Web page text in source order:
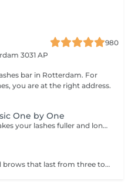
980
3031 AP
bar in Rotterdam. For
you are at the right address.
One by One
The one-by-one technique makes your lashes fuller and longer, creating a natural effect. One individual lash extension is applied to each natural lash.
If you want fuller, well-defined brows that last from three to five weeks, book in for a wax and tint. Please note: If you have not had a patch at this salon in the last 6 months then a patch test is required 24 to 48 hours prior to your appointment. Please contact the salon to arrange this.